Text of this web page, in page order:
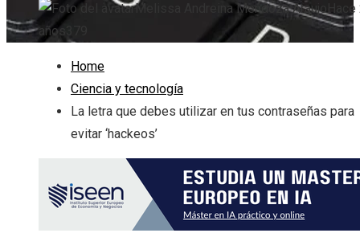
Melissa Andreina Mendoza Araujo Hace
años
Home
Ciencia y tecnología
La letra que debes utilizar en tus contraseñas para
evitar ‘hackeos’